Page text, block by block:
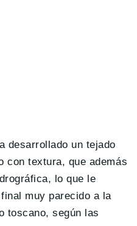
desarrollado un tejado
con textura, que además
lo que le
muy parecido a la
toscano, según las